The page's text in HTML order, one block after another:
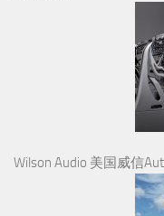
Wilson Audio 美国威信